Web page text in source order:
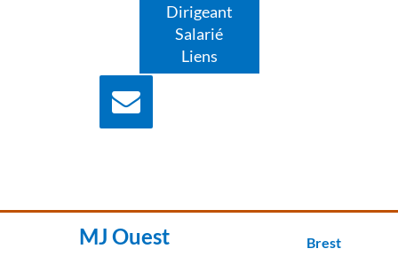
Dirigeant
Salarié
Liens
MJ Ouest Brest